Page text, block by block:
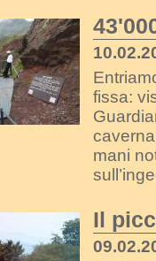
fissa:
mani
Il